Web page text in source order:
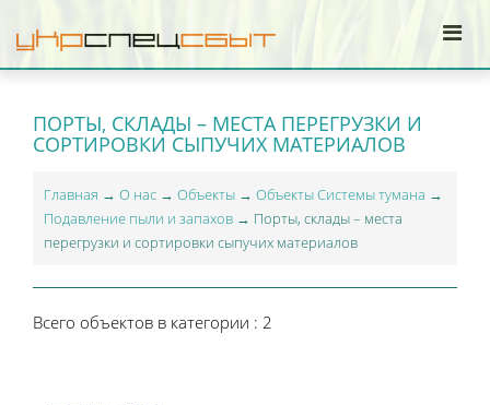
ПОРТЫ, СКЛАДЫ – МЕСТА ПЕРЕГРУЗКИ И
СОРТИРОВКИ СЫПУЧИХ МАТЕРИАЛОВ
Главная → О нас → Объекты → Объекты Системы тумана →
Подавление пыли и запахов → Порты, склады – места
перегрузки и сортировки сыпучих материалов
Всего объектов в категории : 2